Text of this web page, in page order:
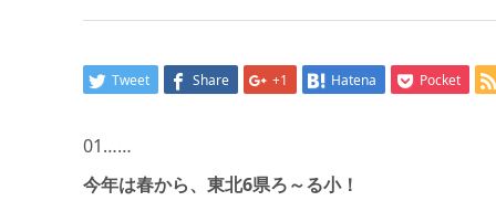
Tweet Share +1 Hatena Pocket
01……
今年は春から、東北6県ろ～る小！